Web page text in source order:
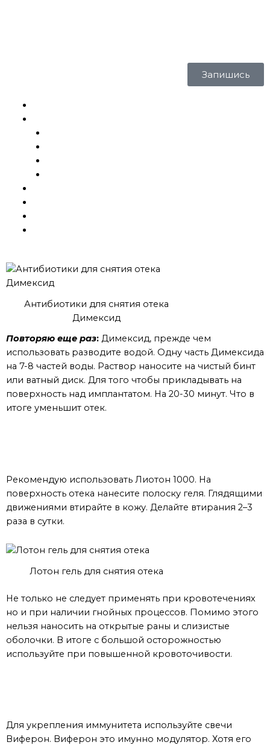
Запишись
Антибиотики для снятия отека
Димексид
Повторяю еще раз: Димексид, прежде чем
использовать разводите водой. Одну часть Димексида
на 7-8 частей воды. Раствор наносите на чистый бинт
или ватный диск. Для того чтобы прикладывать на
поверхность над имплантатом. На 20-30 минут. Что в
итоге уменьшит отек.
Рекомендую использовать Лиотон 1000. На
поверхность отека нанесите полоску геля. Глядящими
движениями втирайте в кожу. Делайте втирания 2–3
раза в сутки.
Лотон гель для снятия отека
Не только не следует применять при кровотечениях
но и при наличии гнойных процессов. Помимо этого
нельзя наносить на открытые раны и слизистые
оболочки. В итоге с большой осторожностью
используйте при повышенной кровоточивости.
Для укрепления иммунитета используйте свечи
Виферон. Виферон это имунно модулятор. Хотя его